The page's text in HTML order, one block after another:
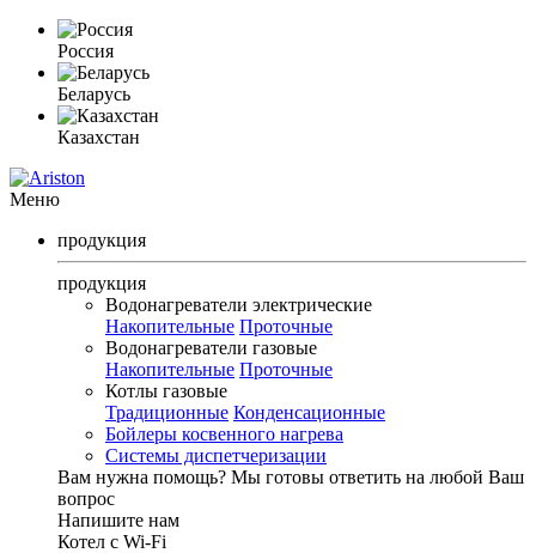
Россия
Беларусь
Казахстан
Меню
продукция
продукция
Водонагреватели электрические
Накопительные Проточные
Водонагреватели газовые
Накопительные Проточные
Котлы газовые
Традиционные Конденсационные
Бойлеры косвенного нагрева
Системы диспетчеризации
Вам нужна помощь? Мы готовы ответить на любой Ваш
вопрос
Напишите нам
Котел с Wi-Fi